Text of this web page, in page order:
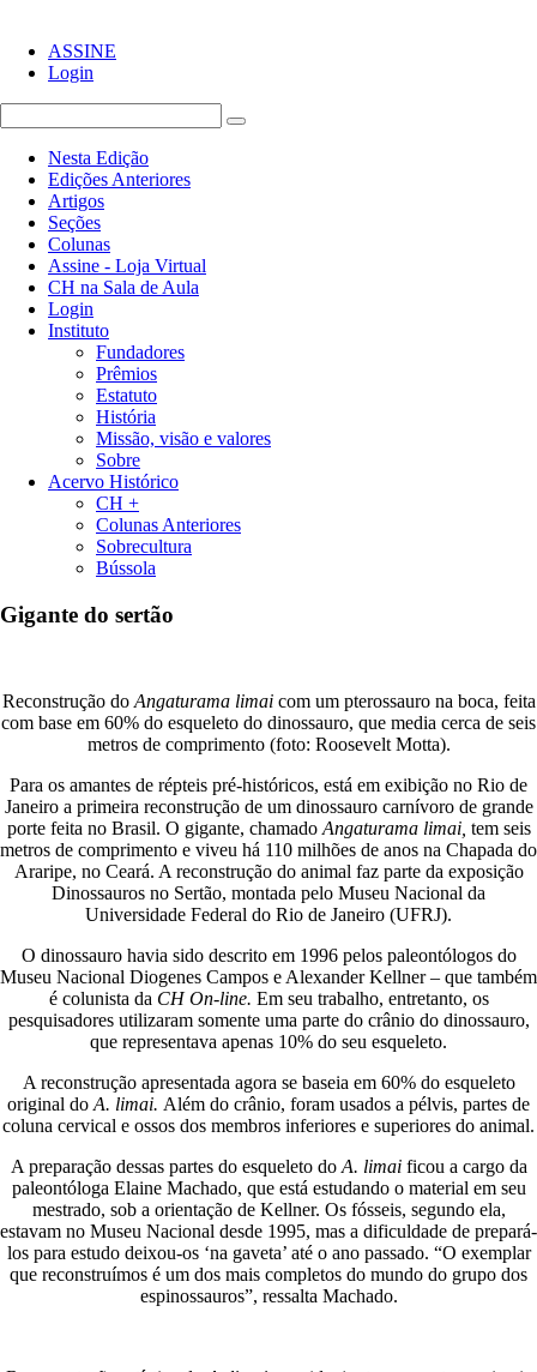
ASSINE
Login
Nesta Edição
Edições Anteriores
Artigos
Seções
Colunas
Assine - Loja Virtual
CH na Sala de Aula
Login
Instituto
Fundadores
Prêmios
Estatuto
História
Missão, visão e valores
Sobre
Acervo Histórico
CH +
Colunas Anteriores
Sobrecultura
Bússola
Gigante do sertão
Reconstrução doAngaturama limai com um pterossauro na boca, feita
com base em 60% do esqueleto do dinossauro, que media cerca de seis
metros de comprimento (foto: Roosevelt Motta).
Para os amantes de répteis pré-históricos, está em exibição no Rio de
Janeiro a primeira reconstrução de um dinossauro carnívoro de grande
porte feita no Brasil. O gigante, chamadoAngaturama limai, tem seis
metros de comprimento e viveu há 110 milhões de anos na Chapada do
Araripe, no Ceará. A reconstrução do animal faz parte da exposição
Dinossauros no Sertão, montada pelo Museu Nacional da
Universidade Federal do Rio de Janeiro (UFRJ).
O dinossauro havia sido descrito em 1996 pelos paleontólogos do
Museu Nacional Diogenes Campos e Alexander Kellner – que também
é colunista da CH On-line. Em seu trabalho, entretanto, os
pesquisadores utilizaram somente uma parte do crânio do dinossauro,
que representava apenas 10% do seu esqueleto.
A reconstrução apresentada agora se baseia em 60% do esqueleto
original doA. limai. Além do crânio, foram usados a pélvis, partes de
coluna cervical e ossos dos membros inferiores e superiores do animal.
A preparação dessas partes do esqueleto doA. limai ficou a cargo da
paleontóloga Elaine Machado, que está estudando o material em seu
mestrado, sob a orientação de Kellner. Os fósseis, segundo ela,
estavam no Museu Nacional desde 1995, mas a dificuldade de prepará-
los para estudo deixou-os ‘na gaveta’ até o ano passado. “O exemplar
que reconstruímos é um dos mais completos do mundo do grupo dos
espinossauros”, ressalta Machado.